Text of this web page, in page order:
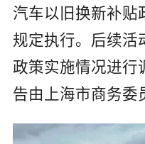
汽车以旧换新补贴
规定执行。后续活
政策实施情况进行
告由上海市商务委